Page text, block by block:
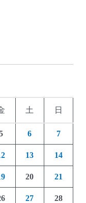
土 日
6 7
13 14
20 21
27 28